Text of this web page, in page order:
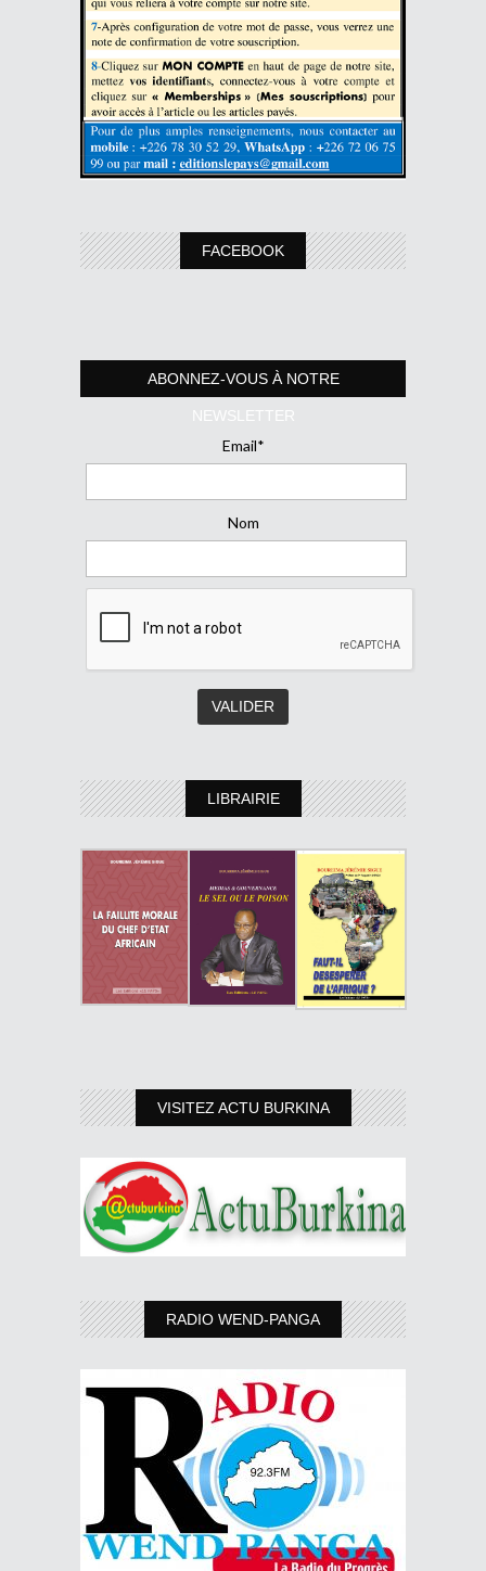
FACEBOOK
ABONNEZ-VOUS À NOTRE
NEWSLETTER
Email*
Nom
LIBRAIRIE
VISITEZ ACTU BURKINA
RADIO WEND-PANGA